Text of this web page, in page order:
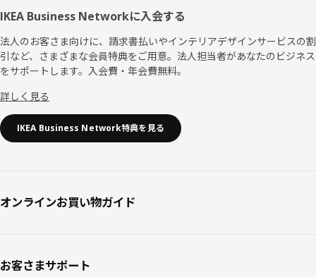
IKEA Business Networkに入会する
法人のお客さま向けに、請求書払いやインテリアデザインサービスの割
引など、さまざまな会員特典をご用意。法人担当者があなたのビジネス
をサポートします。入会費・年会費無料。
詳しく見る
IKEA Business Network特典を見る
オンラインお買い物ガイド
お客さまサポート